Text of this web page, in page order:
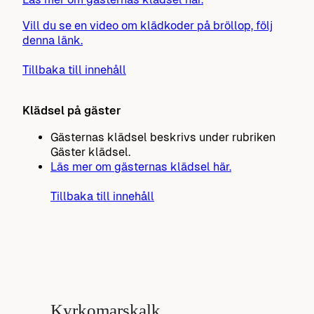
Vill du se en video om klädkoder på bröllop, följ
denna länk.
Tillbaka till innehåll
Klädsel på gäster
Gästernas klädsel beskrivs under rubriken
Gäster klädsel.
Läs mer om gästernas klädsel här.
Tillbaka till innehåll